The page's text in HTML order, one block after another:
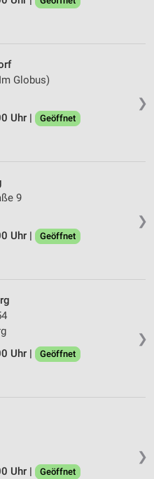
❯
Globus)
Uhr |
Geöffnet
❯
9
Uhr |
Geöffnet
❯
Uhr |
Geöffnet
❯
Uhr |
Geöffnet